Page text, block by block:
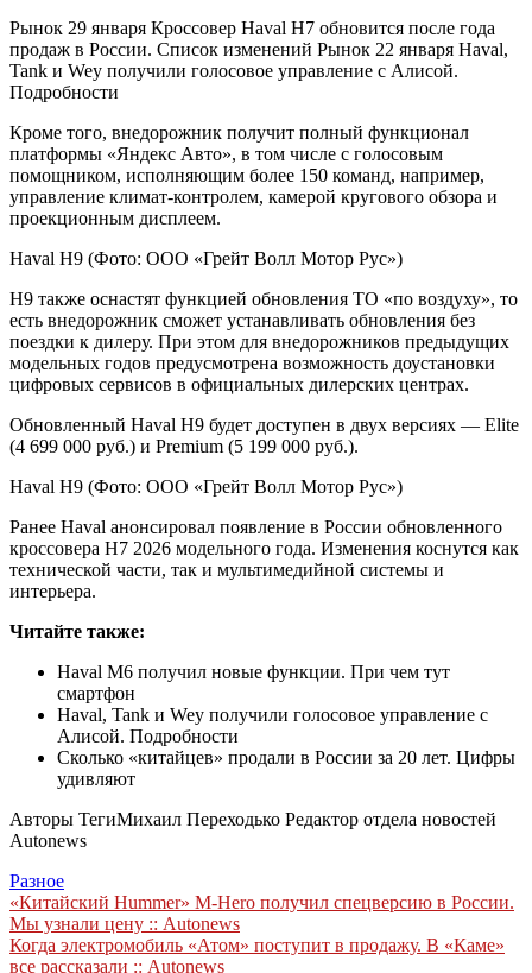
Рынок 29 января Кроссовер Haval H7 обновится после года
продаж в России. Список изменений Рынок 22 января Haval,
Tank и Wey получили голосовое управление с Алисой.
Подробности
Кроме того, внедорожник получит полный функционал
платформы «Яндекс Авто», в том числе с голосовым
помощником, исполняющим более 150 команд, например,
управление климат-контролем, камерой кругового обзора и
проекционным дисплеем.
Haval H9 (Фото: ООО «Грейт Волл Мотор Рус»)
H9 также оснастят функцией обновления ТО «по воздуху», то
есть внедорожник сможет устанавливать обновления без
поездки к дилеру. При этом для внедорожников предыдущих
модельных годов предусмотрена возможность доустановки
цифровых сервисов в официальных дилерских центрах.
Обновленный Haval H9 будет доступен в двух версиях — Elite
(4 699 000 руб.) и Premium (5 199 000 руб.).
Haval H9 (Фото: ООО «Грейт Волл Мотор Рус»)
Ранее Haval анонсировал появление в России обновленного
кроссовера H7 2026 модельного года. Изменения коснутся как
технической части, так и мультимедийной системы и
интерьера.
Читайте также:
Haval M6 получил новые функции. При чем тут
смартфон
Haval, Tank и Wey получили голосовое управление с
Алисой. Подробности
Сколько «китайцев» продали в России за 20 лет. Цифры
удивляют
Авторы ТегиМихаил Переходько Редактор отдела новостей
Autonews
Разное
Навигация
по
«Китайский Hummer» M-Hero получил спецверсию в России.
Мы узнали цену :: Autonews
Когда электромобиль «Атом» поступит в продажу. В «Каме»
все рассказали :: Autonews